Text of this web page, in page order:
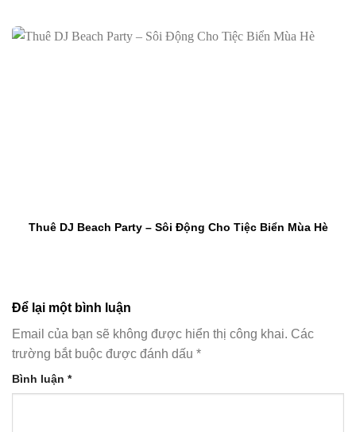
Thuê DJ Beach Party – Sôi Động Cho Tiệc Biển Mùa Hè
Để lại một bình luận
Email của bạn sẽ không được hiển thị công khai. Các
trường bắt buộc được đánh dấu *
Bình luận *